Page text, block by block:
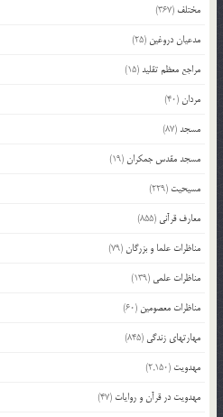
مختلف (367)
مدعیان دروغین (25)
مراجع معظم تقلید(15)
مردان(40)
مسجد(87)
مسجد مقدس جمکران(19)
مسیحیت (229)
معارف قرآنی (855)
مناظرات علما و بزرگان(79)
مناظرات علمی (139)
مناظرات معصومین (60)
مهارتهای زندگی (845)
مهدویت (2,150)
مهدویت در قرآن و روایات (47)